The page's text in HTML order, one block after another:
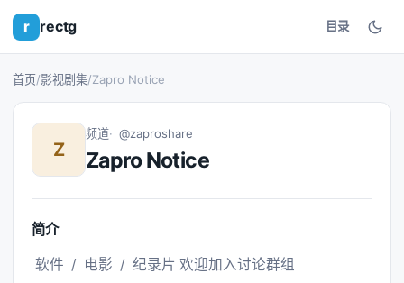
r rectg 目录
首页/影视剧集/Zapro Notice
Z
频道 @zaproshare
Zapro Notice
简介
软件  /  电影  /  纪录片 欢迎加入讨论群组